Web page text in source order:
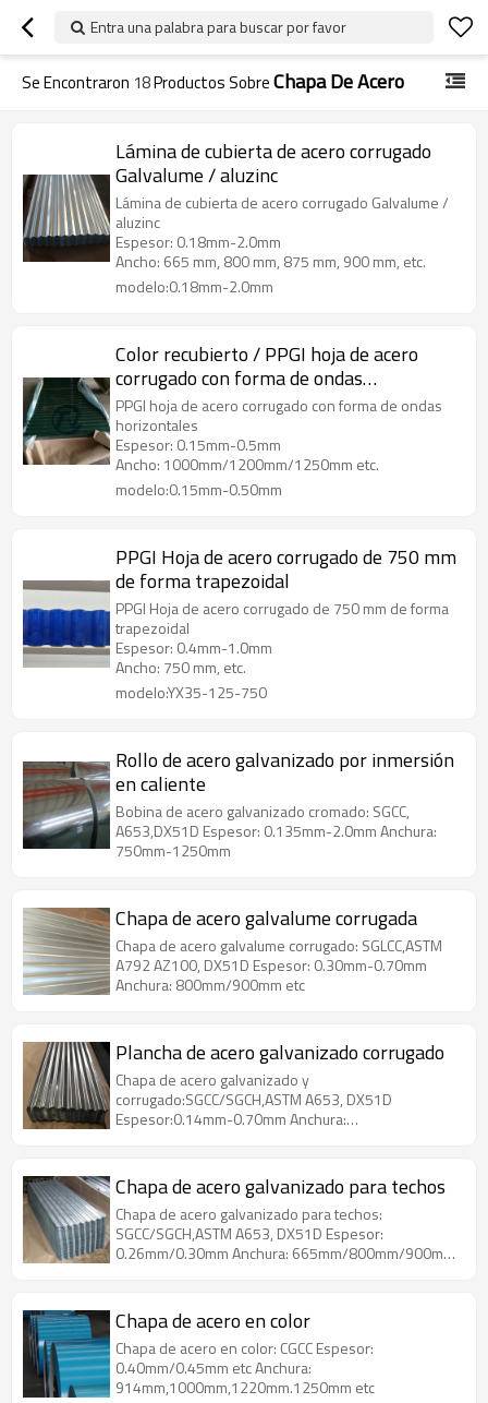
Entra una palabra para buscar por favor
Se Encontraron 18Productos SobreChapa De Acero
Lámina de cubierta de acero corrugado
Galvalume / aluzinc
Lámina de cubierta de acero corrugado Galvalume /
aluzinc
Espesor: 0.18mm-2.0mm
Ancho: 665 mm, 800 mm, 875 mm, 900 mm, etc.
modelo:0.18mm-2.0mm
Color recubierto / PPGI hoja de acero
corrugado con forma de ondas
horizontales
PPGI hoja de acero corrugado con forma de ondas
horizontales
Espesor: 0.15mm-0.5mm
Ancho: 1000mm/1200mm/1250mm etc.
modelo:0.15mm-0.50mm
PPGI Hoja de acero corrugado de 750 mm
de forma trapezoidal
PPGI Hoja de acero corrugado de 750 mm de forma
trapezoidal
Espesor: 0.4mm-1.0mm
Ancho: 750 mm, etc.
modelo:YX35-125-750
Rollo de acero galvanizado por inmersión
en caliente
Bobina de acero galvanizado cromado: SGCC,
A653,DX51D Espesor: 0.135mm-2.0mm Anchura:
750mm-1250mm
Chapa de acero galvalume corrugada
Chapa de acero galvalume corrugado: SGLCC,ASTM
A792 AZ100, DX51D Espesor: 0.30mm-0.70mm
Anchura: 800mm/900mm etc
Plancha de acero galvanizado corrugado
Chapa de acero galvanizado y
corrugado:SGCC/SGCH,ASTM A653, DX51D
Espesor:0.14mm-0.70mm Anchura:
Chapa de acero galvanizado para techos
Chapa de acero galvanizado para techos:
SGCC/SGCH,ASTM A653, DX51D Espesor:
0.26mm/0.30mm Anchura: 665mm/800mm/900mm
Chapa de acero en color
Chapa de acero en color: CGCC Espesor:
0.40mm/0.45mm etc Anchura:
914mm,1000mm,1220mm.1250mm etc